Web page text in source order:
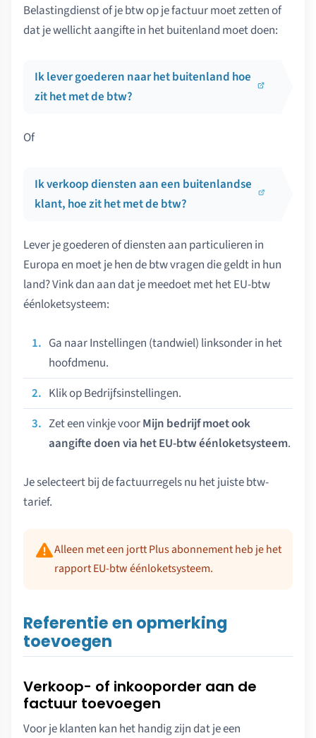
Belastingdienst of je btw op je factuur moet zetten of
dat je wellicht aangifte in het buitenland moet doen:
Ik lever goederen naar het buitenland hoe
zit het met de btw?
Of
Ik verkoop diensten aan een buitenlandse
klant, hoe zit het met de btw?
Lever je goederen of diensten aan particulieren in
Europa en moet je hen de btw vragen die geldt in hun
land? Vink dan aan dat je meedoet met het EU-btw
éénloketsysteem:
Ga naar Instellingen (tandwiel) linksonder in het
hoofdmenu.
Klik op Bedrijfsinstellingen.
Zet een vinkje voorMijn bedrijf moet ook
aangifte doen via het EU-btw éénloketsysteem.
Je selecteert bij de factuurregels nu het juiste btw-
tarief.
Alleen met een jortt Plus abonnement heb je het
rapport EU-btw éénloketsysteem.
Referentie en opmerking
toevoegen
Verkoop- of inkooporder aan de
factuur toevoegen
Voor je klanten kan het handig zijn dat je een